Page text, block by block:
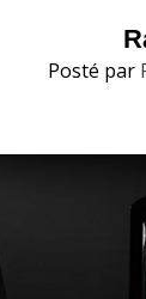
Posté par